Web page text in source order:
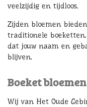
veelzijdig en tijdloos.
Zijden bloemen
traditionele
dat jouw naam en
blijven.
Boeket
Wij van Het Oude